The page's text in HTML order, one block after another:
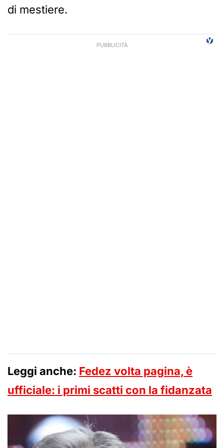
di mestiere.
Leggi anche: Fedez volta pagina, è
ufficiale: i primi scatti con la fidanzata